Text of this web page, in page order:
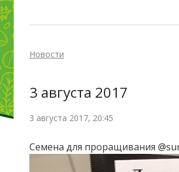
Новости
3 августа 2017
3 августа 2017, 20:45
Семена для проращивания